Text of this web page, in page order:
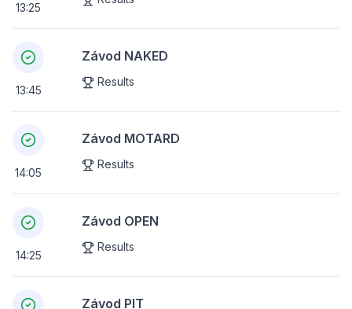
13:25
13:45
Závod NAKED
Results
14:05
Závod MOTARD
Results
14:25
Závod OPEN
Results
Závod PIT